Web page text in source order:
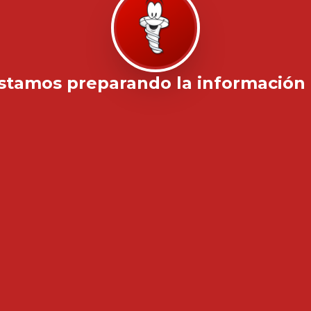
preparando la información